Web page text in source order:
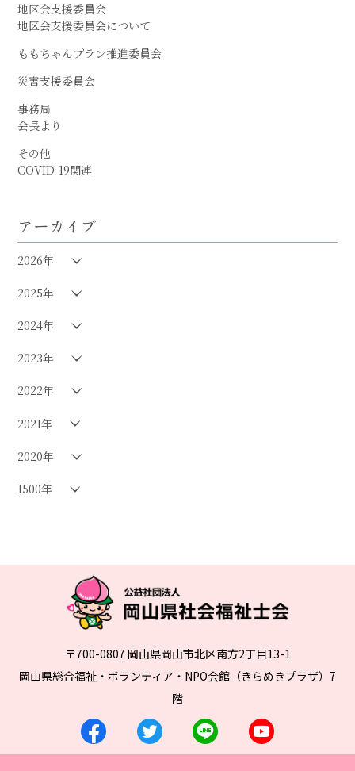
地区会支援委員会
地区会支援委員会について
ももちゃんプラン推進委員会
災害支援委員会
事務局
会長より
その他
COVID-19関連
アーカイブ
2026年
2025年
2024年
2023年
2022年
2021年
2020年
1500年
〒700-0807 岡山県岡山市北区南方2丁目13-1
岡山県総合福祉・ボランティア・NPO会館（きらめきプラザ）7
階